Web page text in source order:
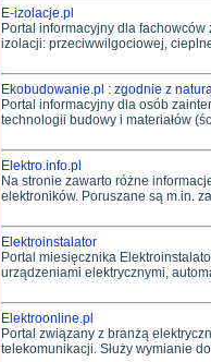
E-izolacje.pl
Portal informacyjny dla
izolacji: przeciwwilgociowej,
Ekobudowanie.pl : zgodnie z
Portal informacyjny dla osób
technologii budowy i materiałów
Elektro.info.pl
Na stronie zawarto różne
elektroników. Poruszane są m.in.
Elektroinstalator
Portal miesięcznika
urządzeniami elektrycznymi,
Elektroonline.pl
Portal związany z branżą
telekomunikacji. Służy wymianie